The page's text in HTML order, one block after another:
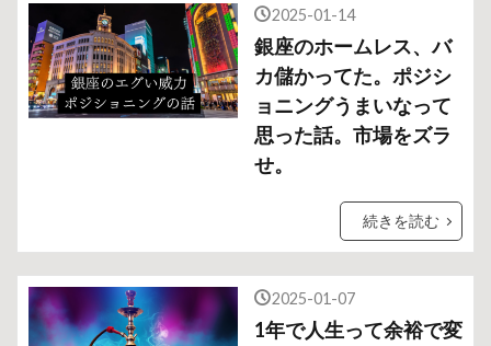
2025-01-14
銀座のホームレス、バ
カ儲かってた。ポジシ
ョニングうまいなって
思った話。市場をズラ
せ。
続きを読む
2025-01-07
1年で人生って余裕で変